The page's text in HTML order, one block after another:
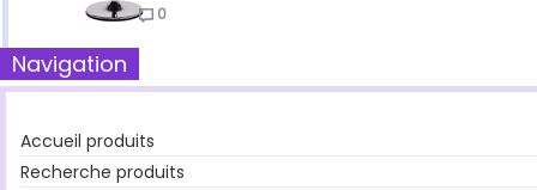
0
Navigation
Accueil produits
Recherche produits